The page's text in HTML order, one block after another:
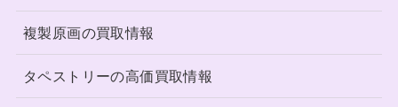
複製原画の買取情報
タペストリーの高価買取情報